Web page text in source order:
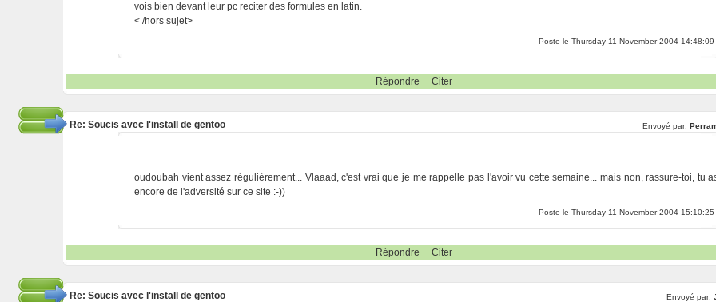
vois bien devant leur pc reciter des formules en latin.
< /hors sujet>
Poste le Thursday 11 November 2004 14:48:09
Répondre Citer
Re: Soucis avec l'install de gentoo Envoyé par:
oudoubah vient assez régulièrement... Vlaaad, c'est vrai que je me rappelle pas l'avoir vu cette semaine... mais non, rassure-toi, tu
encore de l'adversité sur ce site :-))
Poste le Thursday 11 November 2004 15:10:25
Répondre Citer
Re: Soucis avec l'install de gentoo Envoyé par: